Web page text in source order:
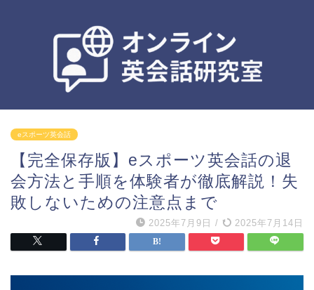
eスポーツ英会話
【完全保存版】eスポーツ英会話の退
会方法と手順を体験者が徹底解説！失
敗しないための注意点まで
2025年7月9日 / 2025年7月14日